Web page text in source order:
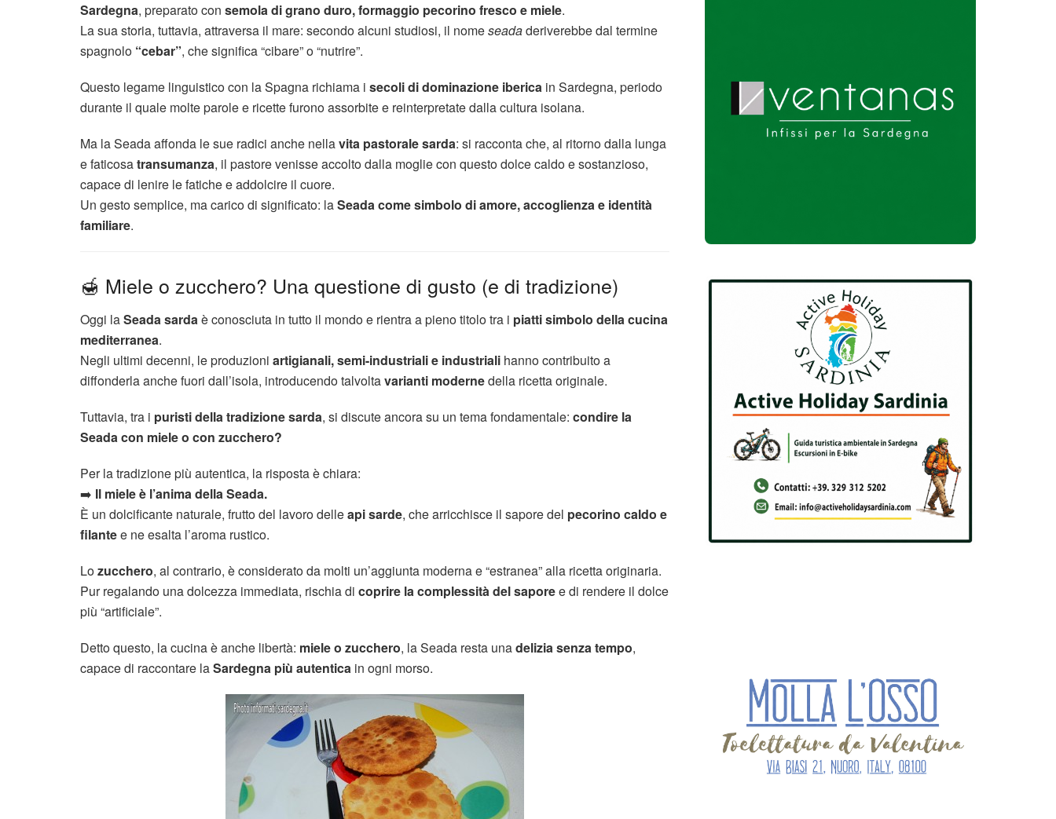
Sardegna, preparato con semola di grano duro, formaggio pecorino fresco e miele.
La sua storia, tuttavia, attraversa il mare: secondo alcuni studiosi, il nomeseadaderiverebbe dal termine
spagnolo “cebar”, che significa “cibare” o “nutrire”.
Questo legame linguistico con la Spagna richiama i secoli di dominazione iberica in Sardegna, periodo
durante il quale molte parole e ricette furono assorbite e reinterpretate dalla cultura isolana.
Ma la Seada affonda le sue radici anche nellavita pastorale sarda: si racconta che, al ritorno dalla lunga
e faticosatransumanza, il pastore venisse accolto dalla moglie con questo dolce caldo e sostanzioso,
capace di lenire le fatiche e addolcire il cuore.
Un gesto semplice, ma carico di significato: laSeada come simbolo di amore, accoglienza e identità
familiare.
🍯 Miele o zucchero? Una questione di gusto (e di tradizione)
Oggi laSeada sardaè conosciuta in tutto il mondo e rientra a pieno titolo tra i piatti simbolo della cucina
mediterranea.
Negli ultimi decenni, le produzioni artigianali, semi-industriali e industriali hanno contribuito a
diffonderla anche fuori dall’isola, introducendo talvoltavarianti modernedella ricetta originale.
Tuttavia, tra i puristi della tradizione sarda, si discute ancora su un tema fondamentale: condire la
Seada con miele o con zucchero?
Per la tradizione più autentica, la risposta è chiara:
➡️ Il miele è l’anima della Seada.
È un dolcificante naturale, frutto del lavoro delleapi sarde, che arricchisce il sapore del pecorino caldo e
filantee ne esalta l’aroma rustico.
Lozucchero, al contrario, è considerato da molti un’aggiunta moderna e “estranea” alla ricetta originaria.
Pur regalando una dolcezza immediata, rischia di coprire la complessità del saporee di rendere il dolce
più “artificiale”.
Detto questo, la cucina è anche libertà: miele o zucchero, la Seada resta unadelizia senza tempo,
capace di raccontare laSardegna più autentica in ogni morso.